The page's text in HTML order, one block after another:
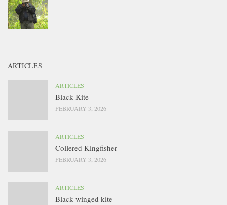
ARTICLES
ARTICLES
Black Kite
FEBRUARY 3, 2026
ARTICLES
Collered Kingfisher
FEBRUARY 3, 2026
ARTICLES
Black-winged kite